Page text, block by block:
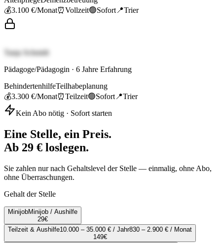
💰3.100 €/Monat⏰Vollzeit🟢Sofort 📍Trier
Tanja Schmidt
Pädagoge/Pädagogin · 6 Jahre Erfahrung
BehindertenhilfeTeilhabeplanung
💰3.300 €/Monat⏰Teilzeit🟢Sofort 📍Trier
Kein Abo nötig · Sofort starten
Eine Stelle, ein Preis.
Ab 29 € loslegen.
Sie zahlen nur nach Gehaltslevel der Stelle — einmalig, ohne Abo,
ohne Überraschungen.
Gehalt der Stelle
MinijobMinijob / Aushilfe
29€
Teilzeit & Aushilfe10.000 – 35.000 € / Jahr830 – 2.900 € / Monat
149€